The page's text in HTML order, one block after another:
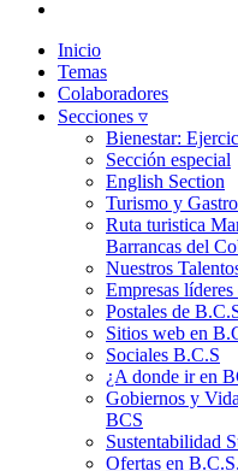
Inicio
Temas
Colaboradores
Secciones ▿
Bienestar:
Sección especial
English Section
Turismo y
Ruta turistica
Barrancas del
Nuestros
Empresas
Postales de
Sitios web en
Sociales B.C.S
¿A donde ir en
Gobiernos y
BCS
Sustentabilidad
Ofertas en B.C.S.